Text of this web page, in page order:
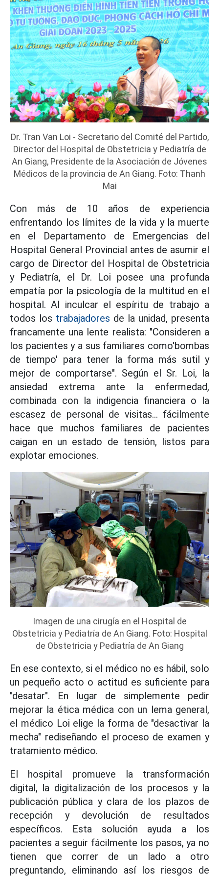
Dr. Tran Van Loi - Secretario del Comité del Partido,
Director del Hospital de Obstetricia y Pediatría de
An Giang, Presidente de la Asociación de Jóvenes
Médicos de la provincia de An Giang. Foto: Thanh
Mai
Con más de 10 años de experiencia
enfrentando los límites de la vida y la muerte
en el Departamento de Emergencias del
Hospital General Provincial antes de asumir el
cargo de Director del Hospital de Obstetricia
y Pediatría, el Dr. Loi posee una profunda
empatía por la psicología de la multitud en el
hospital. Al inculcar el espíritu de trabajo a
todos los trabajadores de la unidad, presenta
francamente una lente realista: "Consideren a
los pacientes y a sus familiares como'bombas
de tiempo' para tener la forma más sutil y
mejor de comportarse". Según el Sr. Loi, la
ansiedad extrema ante la enfermedad,
combinada con la indigencia financiera o la
escasez de personal de visitas... fácilmente
hace que muchos familiares de pacientes
caigan en un estado de tensión, listos para
explotar emociones.
Imagen de una cirugía en el Hospital de
Obstetricia y Pediatría de An Giang. Foto: Hospital
de Obstetricia y Pediatría de An Giang
En ese contexto, si el médico no es hábil, solo
un pequeño acto o actitud es suficiente para
"desatar". En lugar de simplemente pedir
mejorar la ética médica con un lema general,
el médico Loi elige la forma de "desactivar la
mecha" rediseñando el proceso de examen y
tratamiento médico.
El hospital promueve la transformación
digital, la digitalización de los procesos y la
publicación pública y clara de los plazos de
recepción y devolución de resultados
específicos. Esta solución ayuda a los
pacientes a seguir fácilmente los pasos, ya no
tienen que correr de un lado a otro
preguntando, eliminando así los riesgos de